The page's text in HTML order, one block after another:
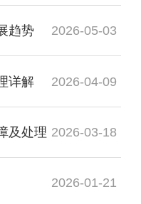
趋势 2026-05-03
详解 2026-04-09
及处理 2026-03-18
2026-01-21